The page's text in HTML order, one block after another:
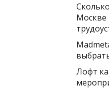
Москве
Лофт